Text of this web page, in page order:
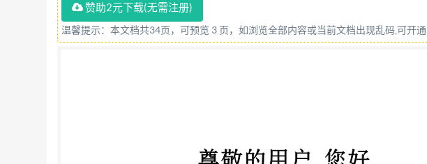
赞助2元下载(无需注册)
温馨提示：本文档共34页，可预览 3 页，如浏览全部内容或当前文档出现乱码,可开